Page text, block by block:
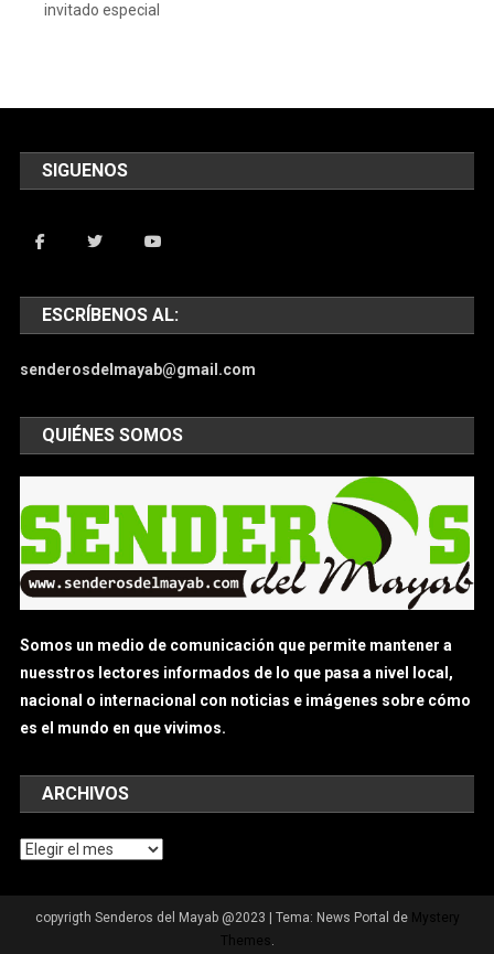
invitado especial
SIGUENOS
ESCRÍBENOS AL:
senderosdelmayab@gmail.com
QUIÉNES SOMOS
Somos un medio de comunicación que permite mantener a
nuesstros lectores informados de lo que pasa a nivel local,
nacional o internacional con noticias e imágenes sobre cómo
es el mundo en que vivimos.
ARCHIVOS
Archivos
copyrigth Senderos del Mayab @2023 Tema: News Portal de Mystery
Themes .